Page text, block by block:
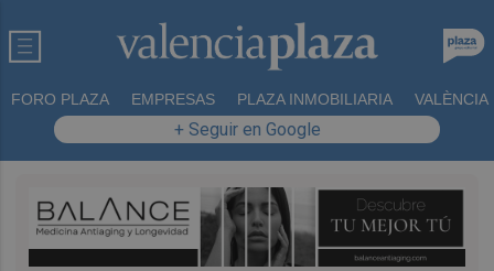
FORO PLAZA EMPRESAS PLAZA INMOBILIARIA VALÈNCIA
+ Seguir en Google